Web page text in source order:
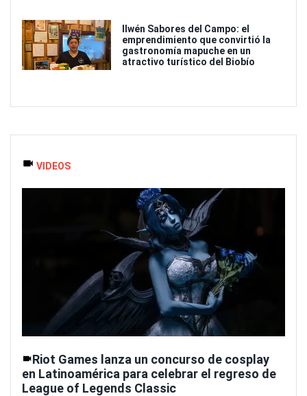
Ilwén Sabores del Campo: el
emprendimiento que convirtió la
gastronomía mapuche en un
atractivo turístico del Biobío
VIDEOS
Riot Games lanza un concurso de cosplay
en Latinoamérica para celebrar el regreso de
League of Legends Classic